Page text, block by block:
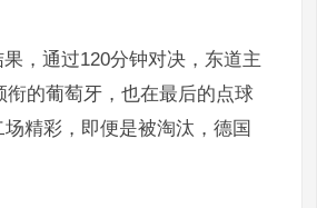
，通过120分钟对决，东道主
的葡萄牙，也在最后的点球
精彩，即便是被淘汰，德国